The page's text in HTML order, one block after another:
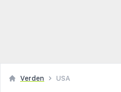
Verden USA